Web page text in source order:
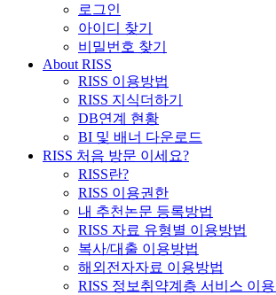
로그인
아이디 찾기
비밀번호 찾기
About RISS
RISS 이용방법
RISS 지식더하기
DB연계 현황
BI 및 배너 다운로드
RISS 처음 방문 이세요?
RISS란?
RISS 이용권한
내 추천논문 등록방법
RISS 자료 유형별 이용방법
복사/대출 이용방법
해외전자자료 이용방법
RISS 정보취약계층 서비스 이